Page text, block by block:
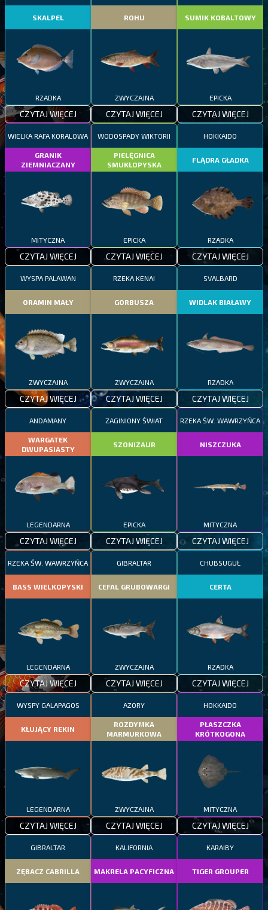
SKALPEL
RZADKA
CZYTAJ WIĘCEJ
ROHU
ZWYCZAJNA
CZYTAJ WIĘCEJ
SUMIK KOBALTOWY
EPICKA
CZYTAJ WIĘCEJ
WIELKA RAFA KORALOWA
GRANIK
ZIEMNIACZANY
MITYCZNA
CZYTAJ WIĘCEJ
WODOSPADY WIKTORII
PIELĘGNICA
SMUKŁOPYSKA
EPICKA
CZYTAJ WIĘCEJ
HOKKAIDO
FLĄDRA GŁADKA
RZADKA
CZYTAJ WIĘCEJ
WYSPA PALAWAN
ORAMIN MAŁY
ZWYCZAJNA
CZYTAJ WIĘCEJ
RZEKA KENAI
GORBUSZA
ZWYCZAJNA
CZYTAJ WIĘCEJ
SVALBARD
WIDLAK BIAŁAWY
RZADKA
CZYTAJ WIĘCEJ
ANDAMANY
WARGATEK
DWUPASIASTY
LEGENDARNA
CZYTAJ WIĘCEJ
ZAGINIONY ŚWIAT
SZONIZAUR
EPICKA
CZYTAJ WIĘCEJ
RZEKA ŚW. WAWRZYŃCA
NISZCZUKA
MITYCZNA
CZYTAJ WIĘCEJ
RZEKA ŚW. WAWRZYŃCA
BASS WIELKOPYSKI
LEGENDARNA
CZYTAJ WIĘCEJ
GIBRALTAR
CEFAL GRUBOWARGI
ZWYCZAJNA
CZYTAJ WIĘCEJ
CHUBSUGUŁ
CERTA
RZADKA
CZYTAJ WIĘCEJ
WYSPY GALAPAGOS
KŁUJĄCY REKIN
LEGENDARNA
CZYTAJ WIĘCEJ
AZORY
ROZDYMKA
MARMURKOWA
ZWYCZAJNA
CZYTAJ WIĘCEJ
HOKKAIDO
PŁASZCZKA
KRÓTKOGONA
MITYCZNA
CZYTAJ WIĘCEJ
GIBRALTAR
ZĘBACZ CABRILLA
KALIFORNIA
MAKRELA PACYFICZNA
KARAIBY
TIGER GROUPER